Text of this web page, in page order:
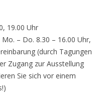
19.00 Uhr
– Do. 8.30 – 16.00 Uhr,
(durch Tagungen
Zugang zur Ausstellung
Sie sich vor einem